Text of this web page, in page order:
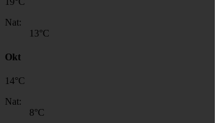
Nat:
13°C
Okt
14°C
Nat:
8°C